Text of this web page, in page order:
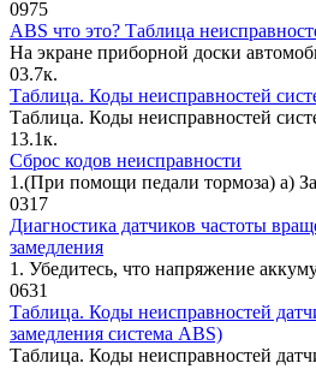
0975
ABS что это? Таблица
На экране приборной доски
03.7к.
Таблица. Коды неисправностей
Таблица. Коды неисправностей
13.1к.
Сброс кодов неисправности
1.(При помощи педали тормоза) а)
0317
Диагностика датчиков частоты
замедления
1. Убедитесь, что напряжение
0631
Таблица. Коды неисправностей
замедления система ABS)
Таблица. Коды неисправностей